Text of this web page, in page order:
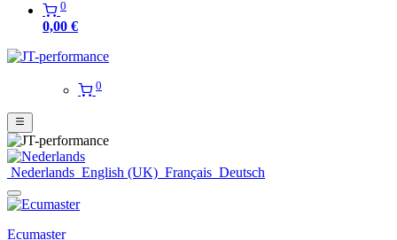
0
0,00 €
0
Nederlands English (UK) Français Deutsch
Ecumaster